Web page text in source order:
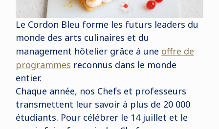
Le Cordon Bleu forme les futurs leaders du
monde des arts culinaires et du
management hôtelier grâce à une offre de
programmes reconnus dans le monde
entier.
Chaque année, nos Chefs et professeurs
transmettent leur savoir à plus de 20 000
étudiants. Pour célébrer le 14 juillet et le